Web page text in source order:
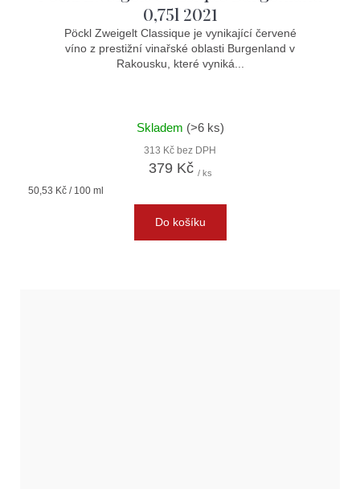
0,75l 2021
Pöckl Zweigelt Classique je vynikající červené
víno z prestižní vinařské oblasti Burgenland v
Rakousku, které vyniká...
Skladem (>6 ks)
313 Kč bez DPH
379 Kč / ks
Měrná
50,53 Kč / 100 ml
Do košíku